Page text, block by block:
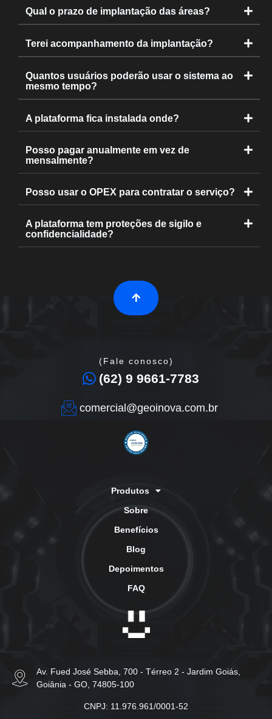
Qual o prazo de implantação das áreas?
Terei acompanhamento da implantação?
Quantos usuários poderão usar o sistema ao
mesmo tempo?
A plataforma fica instalada onde?
Posso pagar anualmente em vez de
mensalmente?
Posso usar o OPEX para contratar o serviço?
A plataforma tem proteções de sigilo e
confidencialidade?
Av. Fued José Sebba, 700 - Térreo 2 - Jardim Goiás,
Goiânia - GO, 74805-100
CNPJ: 11.976.961/0001-52
Produtos
Sobre
Benefícios
Blog
Depoimentos
FAQ
(Fale conosco)
(62) 9 9661-7783
comercial@geoinova.com.br